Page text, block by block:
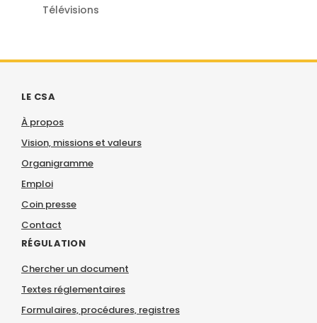
Télévisions
LE CSA
À propos
Vision, missions et valeurs
Organigramme
Emploi
Coin presse
Contact
RÉGULATION
Chercher un document
Textes réglementaires
Formulaires, procédures, registres